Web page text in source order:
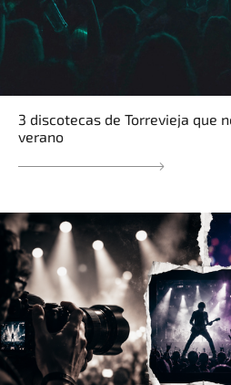
3 discotecas de Torrevieja que
verano